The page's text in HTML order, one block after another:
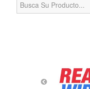
for: